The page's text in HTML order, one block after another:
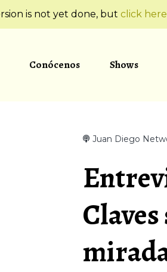
is not yet done, but click
Conócenos Shows
Juan Diego